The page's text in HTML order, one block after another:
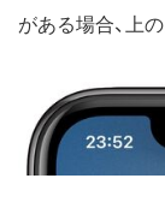
がある場合、上